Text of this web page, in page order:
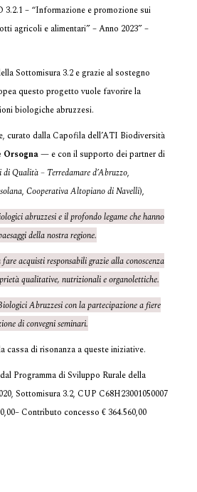
– “Informazione e promozione sui
agricoli e alimentari” – Anno 2023” –
Sottomisura 3.2 e grazie al sostegno
questo progetto vuole favorire la
biologiche abruzzesi.
curato dalla Capofila dell’ATI Biodiversità
Orsogna— e con il supporto dei partner di
Qualità – Terredamare d’Abruzzo,
, Cooperativa Altopiano di Navelli),
abruzzesi e il profondo legame che hanno
della nostra regione.
acquisti responsabili grazie alla conoscenza
qualitative, nutrizionali e organolettiche.
Abruzzesi con la partecipazione a fiere
di convegni seminari.
di risonanza a queste iniziative.
Programma di Sviluppo Rurale della
Sottomisura 3.2, CUP C68H23001050007
Contributo concesso € 364.560,00